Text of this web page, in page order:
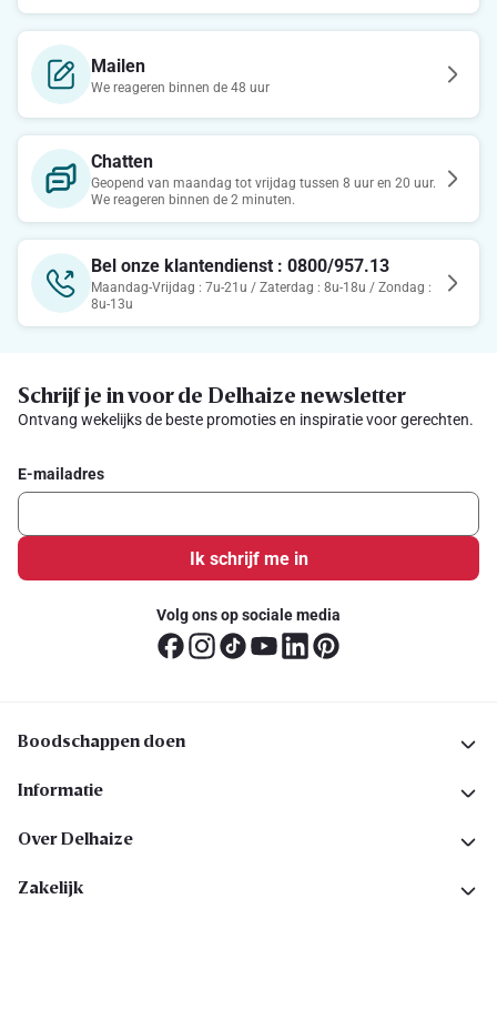
Mailen
We reageren binnen de 48 uur
Chatten
Geopend van maandag tot vrijdag tussen 8 uur en 20 uur.
We reageren binnen de 2 minuten.
Bel onze klantendienst : 0800/957.13
Maandag-Vrijdag : 7u-21u / Zaterdag : 8u-18u / Zondag :
8u-13u
Schrijf je in voor de Delhaize newsletter
Ontvang wekelijks de beste promoties en inspiratie voor gerechten.
E-mailadres
Ik schrijf me in
Volg ons op sociale media
Boodschappen doen
Informatie
Over Delhaize
Zakelijk